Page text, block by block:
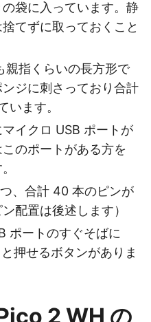
袋に入っています。静
てずに取っておくこと
親指くらいの長方形で
ジに刺さっており合計
います。
イクロ USB ポートが
のポートがある方を
、合計 40 本のピンが
配置は後述します）
ポートのすぐそばに
押せるボタンがありま
2 WH の